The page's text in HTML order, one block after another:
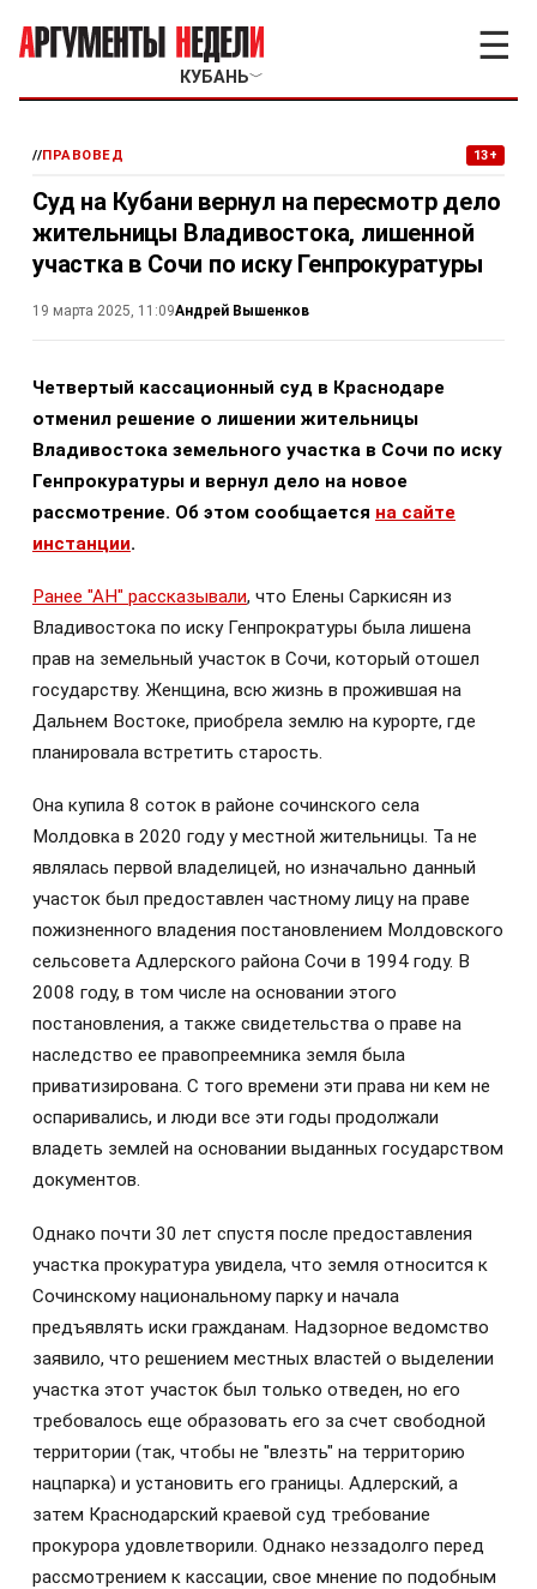
КУБАНЬ﹀
☰
//ПРАВОВЕД 13+
Суд на Кубани вернул на пересмотр дело
жительницы Владивостока, лишенной
участка в Сочи по иску Генпрокуратуры
19 марта 2025, 11:09Андрей Вышенков
Четвертый кассационный суд в Краснодаре
отменил решение о лишении жительницы
Владивостока земельного участка в Сочи по иску
Генпрокуратуры и вернул дело на новое
рассмотрение. Об этом сообщается на сайте
инстанции.
Ранее "АН" рассказывали, что Елены Саркисян из
Владивостока по иску Генпрократуры была лишена
прав на земельный участок в Сочи, который отошел
государству. Женщина, всю жизнь в прожившая на
Дальнем Востоке, приобрела землю на курорте, где
планировала встретить старость.
Она купила 8 соток в районе сочинского села
Молдовка в 2020 году у местной жительницы. Та не
являлась первой владелицей, но изначально данный
участок был предоставлен частному лицу на праве
пожизненного владения постановлением Молдовского
сельсовета Адлерского района Сочи в 1994 году. В
2008 году, в том числе на основании этого
постановления, а также свидетельства о праве на
наследство ее правопреемника земля была
приватизирована. С того времени эти права ни кем не
оспаривались, и люди все эти годы продолжали
владеть землей на основании выданных государством
документов.
Однако почти 30 лет спустя после предоставления
участка прокуратура увидела, что земля относится к
Сочинскому национальному парку и начала
предъявлять иски гражданам. Надзорное ведомство
заявило, что решением местных властей о выделении
участка этот участок был только отведен, но его
требовалось еще образовать его за счет свободной
территории (так, чтобы не "влезть" на территорию
нацпарка) и установить его границы. Адлерский, а
затем Краснодарский краевой суд требование
прокурора удовлетворили. Однако неззадолго перед
рассмотрением к кассации, свое мнение по подобным